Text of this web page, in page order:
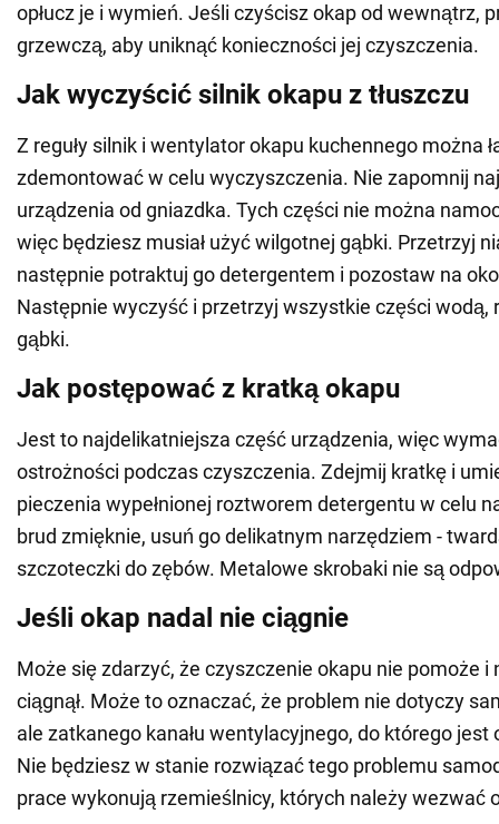
opłucz je i wymień. Jeśli czyścisz okap od wewnątrz,
grzewczą, aby uniknąć konieczności jej czyszczenia.
Jak wyczyścić silnik okapu z tłuszczu
Z reguły silnik i wentylator okapu kuchennego można
zdemontować w celu wyczyszczenia. Nie zapomnij
urządzenia od gniazdka. Tych części nie można
więc będziesz musiał użyć wilgotnej gąbki. Przetrzyj
następnie potraktuj go detergentem i pozostaw na
Następnie wyczyść i przetrzyj wszystkie części wodą,
gąbki.
Jak postępować z kratką okapu
Jest to najdelikatniejsza część urządzenia, więc
ostrożności podczas czyszczenia. Zdejmij kratkę i
pieczenia wypełnionej roztworem detergentu w celu
brud zmięknie, usuń go delikatnym narzędziem -
szczoteczki do zębów. Metalowe skrobaki nie są
Jeśli okap nadal nie ciągnie
Może się zdarzyć, że czyszczenie okapu nie pomoże i
ciągnął. Może to oznaczać, że problem nie dotyczy
ale zatkanego kanału wentylacyjnego, do którego jest
Nie będziesz w stanie rozwiązać tego problemu
prace wykonują rzemieślnicy, których należy wezwać